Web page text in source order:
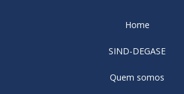
Home
SIND-DEGASE
Quem somos